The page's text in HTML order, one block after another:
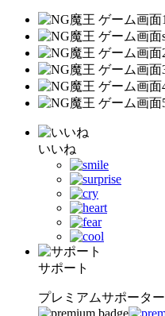
いいね
サポート
プレミアムサポーター